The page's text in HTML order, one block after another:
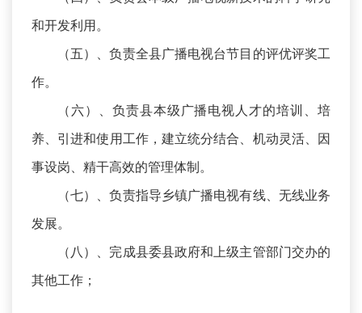
和开发利用。
（五）、负责全县广播电视台节目的评优评奖工
作。
（六）、负责县本级广播电视人才的培训、培
养、引进和使用工作，建立统分结合、机动灵活、因
事设岗、精干高效的管理体制。
（七）、负责指导乡镇广播电视有线、无线业务
发展。
（八）、完成县委县政府和上级主管部门交办的
其他工作；